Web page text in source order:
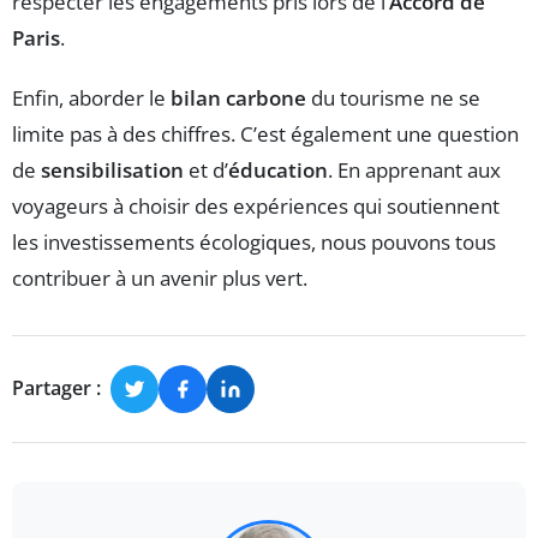
Paris.
Enfin, aborder le bilan carbone du tourisme ne se
limite pas à des chiffres. C’est également une question
de sensibilisation et d’éducation. En apprenant aux
voyageurs à choisir des expériences qui soutiennent
les investissements écologiques, nous pouvons tous
contribuer à un avenir plus vert.
Partager :